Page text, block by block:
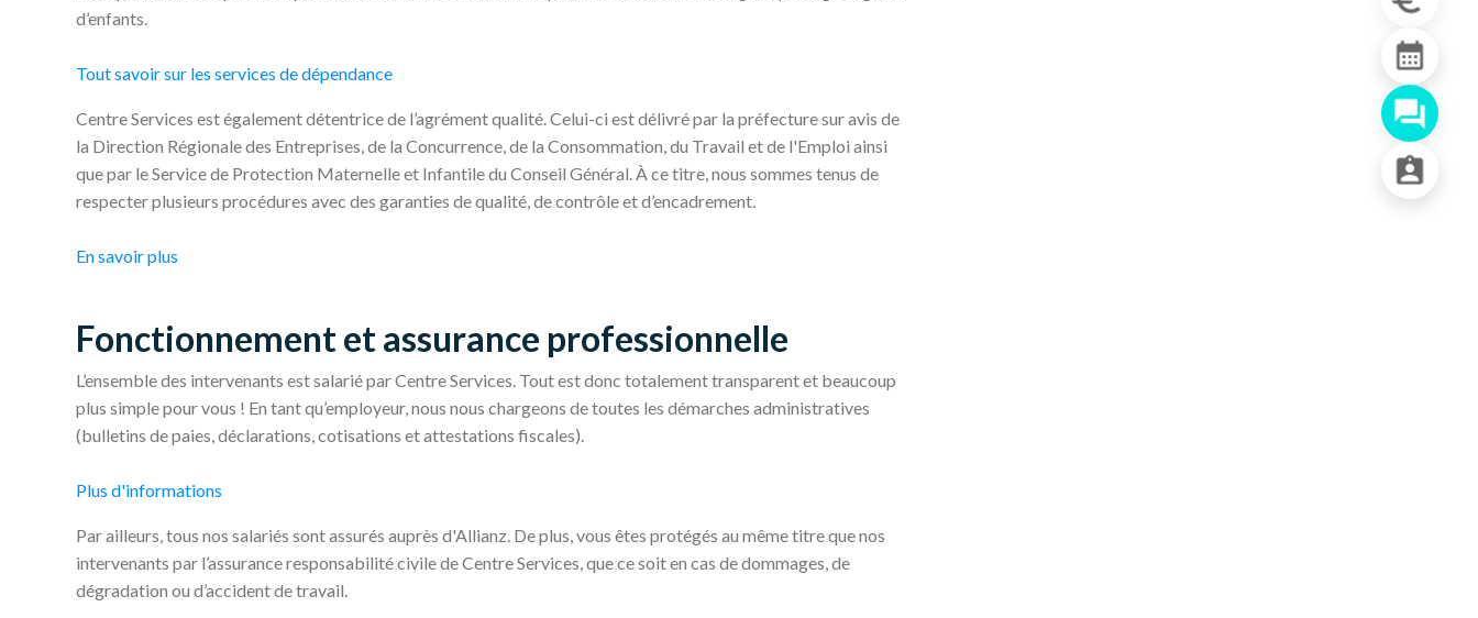
d’enfants.
Tout savoir sur les services de dépendance
Centre Services est également détentrice de l’agrément qualité. Celui-ci est délivré par la préfecture sur avis de
la Direction Régionale des Entreprises, de la Concurrence, de la Consommation, du Travail et de l'Emploi ainsi
que par le Service de Protection Maternelle et Infantile du Conseil Général. À ce titre, nous sommes tenus de
respecter plusieurs procédures avec des garanties de qualité, de contrôle et d’encadrement.
En savoir plus
Fonctionnement et assurance professionnelle
L’ensemble des intervenants est salarié par Centre Services. Tout est donc totalement transparent et beaucoup
plus simple pour vous ! En tant qu’employeur, nous nous chargeons de toutes les démarches administratives
(bulletins de paies, déclarations, cotisations et attestations fiscales).
Plus d'informations
Par ailleurs, tous nos salariés sont assurés auprès d'Allianz. De plus, vous êtes protégés au même titre que nos
intervenants par l’assurance responsabilité civile de Centre Services, que ce soit en cas de dommages, de
dégradation ou d’accident de travail.